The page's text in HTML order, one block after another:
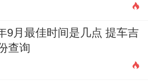
日冲龙；在…条件下 你是属
定就得避开这天估计另选其
9月最佳时间是几点 提车吉
查询